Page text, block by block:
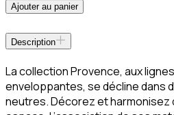
Ajouter au panier
Description
La collection Provence, aux
enveloppantes, se décline dans
neutres. Décorez et harmonisez